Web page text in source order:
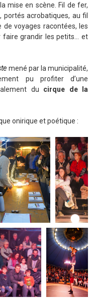
mise en scène. Fil de fer,
portés acrobatiques, au fil
de voyages racontées, les
faire grandir les petits… et
mené par la municipalité,
pu profiter d’une
du cirque de la
onirique et poétique :